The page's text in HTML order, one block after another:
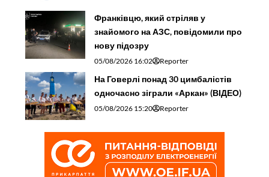
Франківцю, який стріляв у
знайомого на АЗС, повідомили про
нову підозру
05/08/2026 16:02 Reporter
На Говерлі понад 30 цимбалістів
одночасно зіграли «Аркан» (ВІДЕО)
05/08/2026 15:20 Reporter